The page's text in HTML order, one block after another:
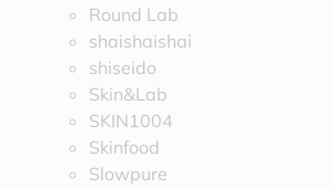
Round Lab
shaishaishai
shiseido
Skin&Lab
SKIN1004
Skinfood
Slowpure